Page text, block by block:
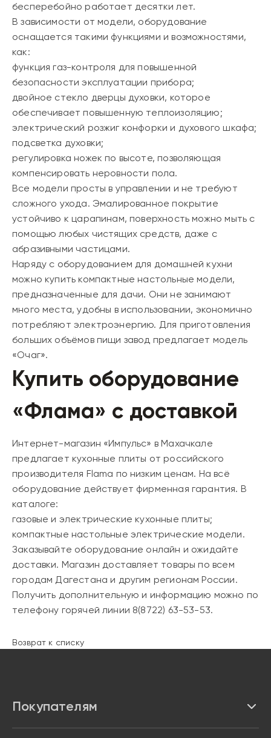
бесперебойно работает десятки лет.
В зависимости от модели, оборудование
оснащается такими функциями и возможностями,
как:
функция газ-контроля для повышенной
безопасности эксплуатации прибора;
двойное стекло дверцы духовки, которое
обеспечивает повышенную теплоизоляцию;
электрический розжиг конфорки и духового шкафа;
подсветка духовки;
регулировка ножек по высоте, позволяющая
компенсировать неровности пола.
Все модели просты в управлении и не требуют
сложного ухода. Эмалированное покрытие
устойчиво к царапинам, поверхность можно мыть с
помощью любых чистящих средств, даже с
абразивными частицами.
Наряду с оборудованием для домашней кухни
можно купить компактные настольные модели,
предназначенные для дачи. Они не занимают
много места, удобны в использовании, экономично
потребляют электроэнергию. Для приготовления
больших объёмов пищи завод предлагает модель
«Очаг».
Купить оборудование
«Флама» с доставкой
Интернет-магазин «Импульс» в Махачкале
предлагает кухонные плиты от российского
производителя Flama по низким ценам. На всё
оборудование действует фирменная гарантия. В
каталоге:
газовые и электрические кухонные плиты;
компактные настольные электрические модели.
Заказывайте оборудование онлайн и ожидайте
доставки. Магазин доставляет товары по всем
городам Дагестана и другим регионам России.
Получить дополнительную и информацию можно по
телефону горячей линии 8(8722) 63-53-53.
Возврат к списку
Покупателям